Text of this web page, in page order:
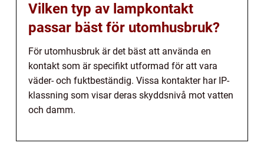
Vilken typ av lampkontakt
passar bäst för utomhusbruk?
För utomhusbruk är det bäst att använda en
kontakt som är specifikt utformad för att vara
väder- och fuktbeständig. Vissa kontakter har IP-
klassning som visar deras skyddsnivå mot vatten
och damm.